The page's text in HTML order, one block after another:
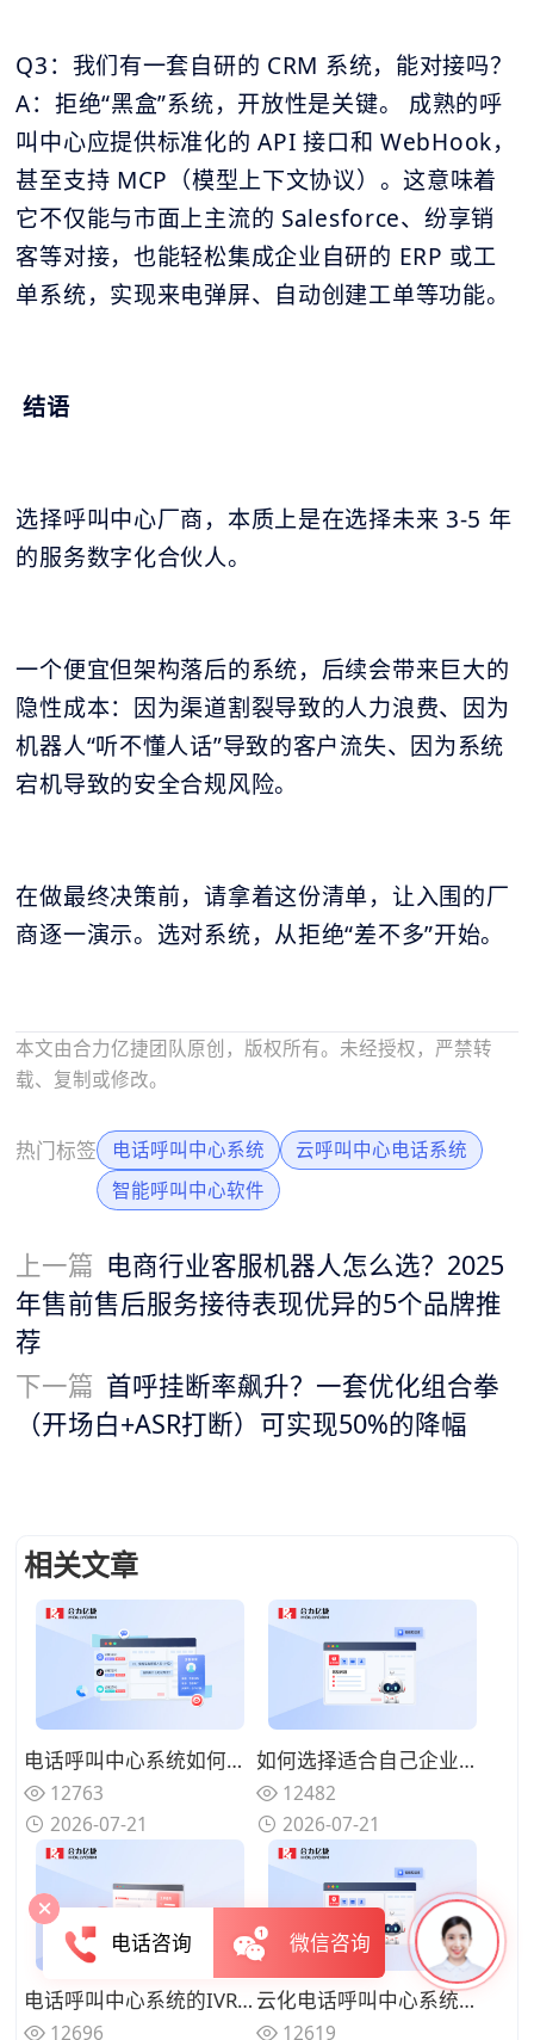
Q3：我们有一套自研的 CRM 系统，能对接吗？
A：拒绝“黑盒”系统，开放性是关键。 成熟的呼
叫中心应提供标准化的 API 接口和 WebHook，
甚至支持 MCP（模型上下文协议）。这意味着
它不仅能与市面上主流的 Salesforce、纷享销
客等对接，也能轻松集成企业自研的 ERP 或工
单系统，实现来电弹屏、自动创建工单等功能。
结语
选择呼叫中心厂商，本质上是在选择未来 3-5 年
的服务数字化合伙人。
一个便宜但架构落后的系统，后续会带来巨大的
隐性成本：因为渠道割裂导致的人力浪费、因为
机器人“听不懂人话”导致的客户流失、因为系统
宕机导致的安全合规风险。
在做最终决策前，请拿着这份清单，让入围的厂
商逐一演示。选对系统，从拒绝“差不多”开始。
本文由合力亿捷团队原创，版权所有。未经授权，严禁转
载、复制或修改。
热门标签 电话呼叫中心系统
云呼叫中心电话系统
智能呼叫中心软件
上一篇 电商行业客服机器人怎么选？2025
年售前售后服务接待表现优异的5个品牌推
荐
下一篇 首呼挂断率飙升？一套优化组合拳
（开场白+ASR打断）可实现50%的降幅
相关文章
电话呼叫中心系统如何与在线渠道融合？全触点统一路由的协同方案
12763
2026-07-21
如何选择适合自己企业的电话呼叫中心系统？功能匹配与扩展性的权衡
12482
2026-07-21
电话呼叫中心系统的IVR设计有哪些技巧？告别迷宫式菜单的用户友好设计
12696
云化电话呼叫中心系统有哪些优势？告别硬件束缚的灵活部署模式
12619
电话咨询 微信咨询